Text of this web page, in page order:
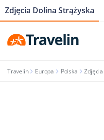
Travelin Europa Polska Zdjęcia
Zdjęcia Dolina Strążyska